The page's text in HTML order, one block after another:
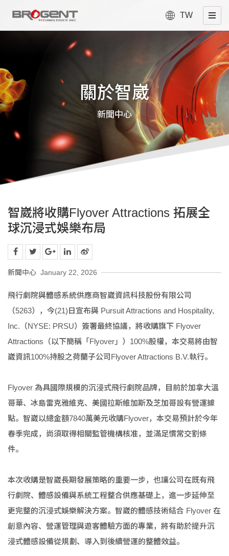
TW
關於智崴
新聞中心
智崴將收購Flyover Attractions 拓展全
球沉浸式娛樂布局
新聞中心 January 22, 2026
飛行劇院與體感系統供應商智崴資訊科技股份有限公司
（5263），今(21)日宣布與 Pursuit Attractions and Hospitality,
Inc.（NYSE: PRSU）簽署最終協議，將收購旗下 Flyover
Attractions（以下簡稱「Flyover」）100%股權，本交易將由智
崴資訊100%持股之荷蘭子公司Flyover Attractions B.V.執行。
Flyover 為具國際規模的沉浸式飛行劇院品牌，目前於加拿大溫
哥華、冰島雷克雅維克、美國拉斯維加斯及芝加哥設有營運據
點。智崴以總金額7840萬美元收購Flyover，本交易預計於今年
春季完成，尚須取得相關監管機構核准，並滿足慣常交割條
件。
本次收購是智崴長期發展策略的重要一步，也讓公司在既有飛
行劇院、體感設備與系統工程整合供應基礎上，進一步延伸至
更完整的沉浸式娛樂解決方案。智崴的體感技術結合 Flyover 在
創意內容、營運管理與遊客體驗方面的專業，將有助於提升沉
浸式體感設備從規劃、導入到後續營運的整體效益。